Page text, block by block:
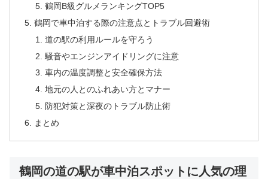
鶴岡B級グルメランキングTOP5
鶴岡で車中泊する際の注意点とトラブル回避術
道の駅の利用ルールを守ろう
騒音やエンジンアイドリングに注意
車内の温度調整と安全確保方法
地元の人とのふれあい方とマナー
防犯対策と深夜のトラブル防止術
まとめ
鶴岡の道の駅が車中泊スポットに人気の理